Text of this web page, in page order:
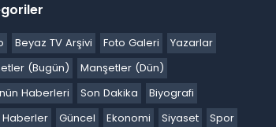
Beyaz TV Arşivi Foto Galeri
Yazarlar
(Bugün)
Manşetler (Dün)
Haberleri
Son Dakika
Biyografi
Haberler
Güncel Ekonomi Siyaset
Spor